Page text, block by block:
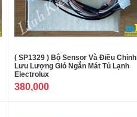
( SP1329 ) Bộ Sensor Và Điều Chỉnh
Lưu Lượng Gió Ngắn Mát Tủ Lạnh
Electrolux
380,000